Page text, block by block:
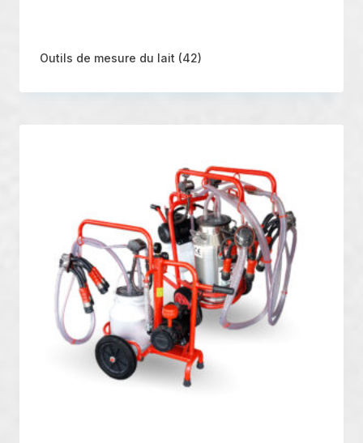
Outils de mesure du lait (42)